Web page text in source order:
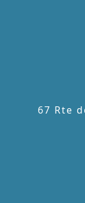
67 Rte de Saint-Malo, 33390 Saint-